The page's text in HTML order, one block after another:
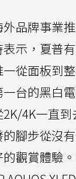
品牌事業
示，夏普
從面板到
台的黑白
4K一直
腳步從沒
觀賞體驗